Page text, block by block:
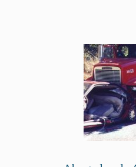
obtener
compensación
accidente
centro
y
que
tras
tu
enfrentes
situación
solo.
Contáctanos
mismo
para
a
luchar
por
la
justicia
y la
que